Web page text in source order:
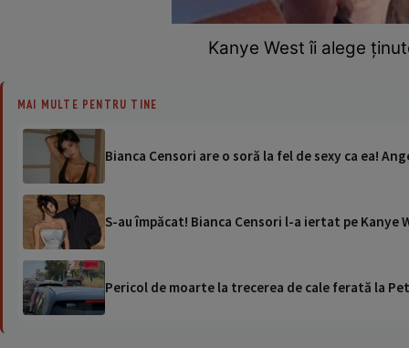
Kanye West îi alege
MAI MULTE PENTRU TINE
Bianca Censori are o soră la fel de sexy ca ea!
S-au împăcat! Bianca Censori l-a iertat pe Kanye
Pericol de moarte la trecerea de cale ferată la